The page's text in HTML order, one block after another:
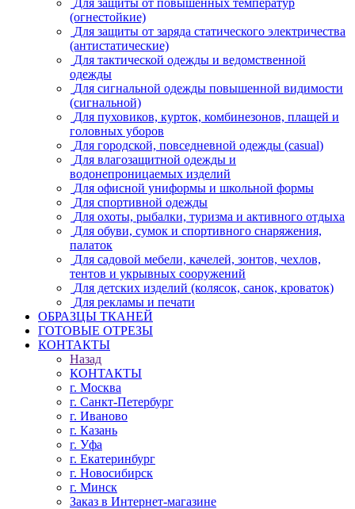
Для защиты от повышенных температур
(огнестойкие)
Для защиты от заряда статического электричества
(антистатические)
Для тактической одежды и ведомственной
одежды
Для сигнальной одежды повышенной видимости
(сигнальной)
Для пуховиков, курток, комбинезонов, плащей и
головных уборов
Для городской, повседневной одежды (casual)
Для влагозащитной одежды и
водонепроницаемых изделий
Для офисной униформы и школьной формы
Для спортивной одежды
Для охоты, рыбалки, туризма и активного отдыха
Для обуви, сумок и спортивного снаряжения,
палаток
Для садовой мебели, качелей, зонтов, чехлов,
тентов и укрывных сооружений
Для детских изделий (колясок, санок, кроваток)
Для рекламы и печати
ОБРАЗЦЫ ТКАНЕЙ
ГОТОВЫЕ ОТРЕЗЫ
КОНТАКТЫ
Назад
КОНТАКТЫ
г. Москва
г. Санкт-Петербург
г. Иваново
г. Казань
г. Уфа
г. Екатеринбург
г. Новосибирск
г. Минск
Заказ в Интернет-магазине